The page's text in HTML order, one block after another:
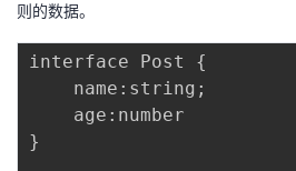
则的数据。
interface Post {
    name:string;
    age:number
}